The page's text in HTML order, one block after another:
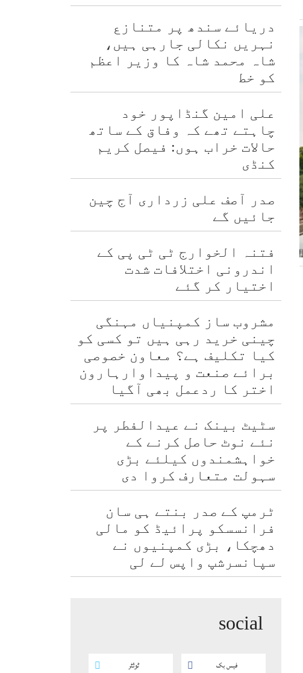
دریائے سندھ پر متنازع
نہریں نکالی جارہی ہیں،
شاہ محمد شاہ کا وزیر اعظم
کو خط
علی امین گنڈاپور خود
چاہتے تھے کہ وفاق کے ساتھ
حالات خراب ہوں: فیصل کریم
کنڈی
صدر آصف علی زرداری آج چین
جائیں گے
فتنہ الخوارج ٹی ٹی پی کے
اندرونی اختلافات شدت
اختیار کر گئے
مشروب ساز کمپنیاں مہنگی
چینی خرید رہی ہیں تو کسی کو
کیا تکلیف ہے؟ معاون خصوصی
برائے صنعت و پیداوارہارون
اختر کا ردعمل بھی آگیا
سٹیٹ بینک نے عیدالفطر پر
نئے نوٹ حاصل کرنے کے
خواہشمندوں کیلئے بڑی
سہولت متعارف کروا دی
ٹرمپ کے صدر بنتے ہی سان
فرانسسکو پرائیڈ کو مالی
دھچکا، بڑی کمپنیوں نے
سپانسرشپ واپس لے لی
social
فیس بک ٹوئٹر